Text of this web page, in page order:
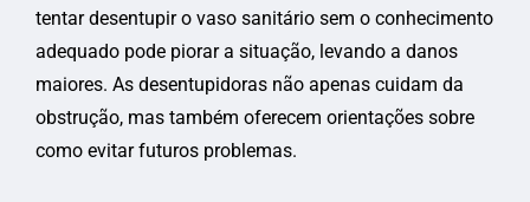
tentar desentupir o vaso sanitário sem o conhecimento
adequado pode piorar a situação, levando a danos
maiores. As desentupidoras não apenas cuidam da
obstrução, mas também oferecem orientações sobre
como evitar futuros problemas.